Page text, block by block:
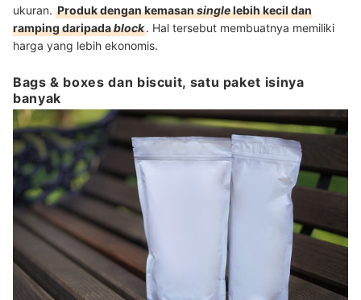
ukuran. Produk dengan kemasansinglelebih kecil dan
ramping daripadablock. Hal tersebut membuatnya memiliki
harga yang lebih ekonomis.
Bags & boxes dan biscuit, satu paket isinya
banyak